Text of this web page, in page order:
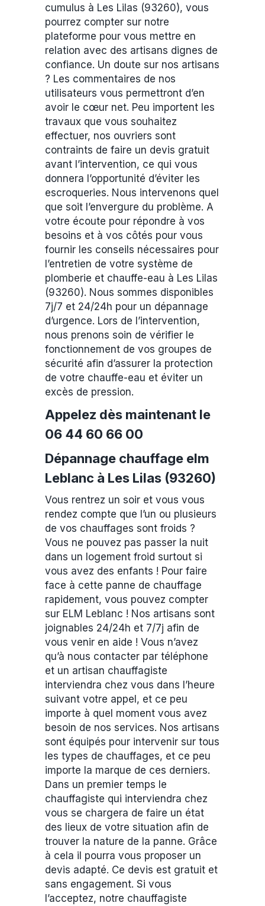
cumulus à Les Lilas (93260), vous
pourrez compter sur notre
plateforme pour vous mettre en
relation avec des artisans dignes de
confiance. Un doute sur nos artisans
? Les commentaires de nos
utilisateurs vous permettront d’en
avoir le cœur net. Peu importent les
travaux que vous souhaitez
effectuer, nos ouvriers sont
contraints de faire un devis gratuit
avant l’intervention, ce qui vous
donnera l’opportunité d’éviter les
escroqueries. Nous intervenons quel
que soit l’envergure du problème. A
votre écoute pour répondre à vos
besoins et à vos côtés pour vous
fournir les conseils nécessaires pour
l’entretien de votre système de
plomberie et chauffe-eau à Les Lilas
(93260). Nous sommes disponibles
7j/7 et 24/24h pour un dépannage
d’urgence. Lors de l’intervention,
nous prenons soin de vérifier le
fonctionnement de vos groupes de
sécurité afin d’assurer la protection
de votre chauffe-eau et éviter un
excès de pression.
Appelez dès maintenant le
06 44 60 66 00
Dépannage chauffage elm
Leblanc à Les Lilas (93260)
Vous rentrez un soir et vous vous
rendez compte que l’un ou plusieurs
de vos chauffages sont froids ?
Vous ne pouvez pas passer la nuit
dans un logement froid surtout si
vous avez des enfants ! Pour faire
face à cette panne de chauffage
rapidement, vous pouvez compter
sur ELM Leblanc ! Nos artisans sont
joignables 24/24h et 7/7j afin de
vous venir en aide ! Vous n’avez
qu’à nous contacter par téléphone
et un artisan chauffagiste
interviendra chez vous dans l’heure
suivant votre appel, et ce peu
importe à quel moment vous avez
besoin de nos services. Nos artisans
sont équipés pour intervenir sur tous
les types de chauffages, et ce peu
importe la marque de ces derniers.
Dans un premier temps le
chauffagiste qui interviendra chez
vous se chargera de faire un état
des lieux de votre situation afin de
trouver la nature de la panne. Grâce
à cela il pourra vous proposer un
devis adapté. Ce devis est gratuit et
sans engagement. Si vous
l’acceptez, notre chauffagiste